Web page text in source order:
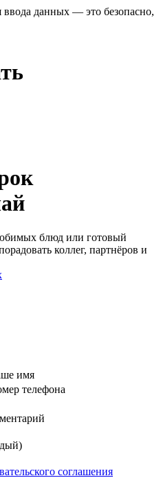
ввода данных — это безопасно,
блюд или готовый
коллег, партнёров и
имя
телефона
соглашения